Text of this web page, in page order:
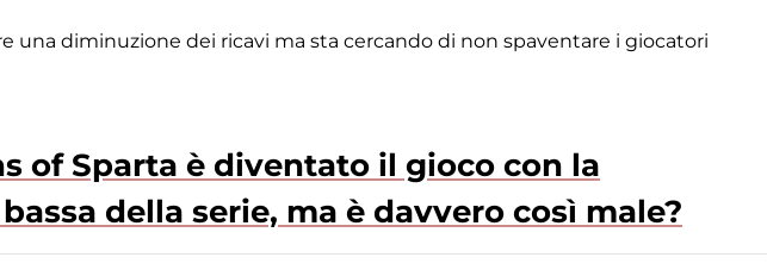
una diminuzione dei ricavi ma sta cercando di non spaventare i giocatori
of Sparta è diventato il gioco con la
della serie, ma è davvero così male?